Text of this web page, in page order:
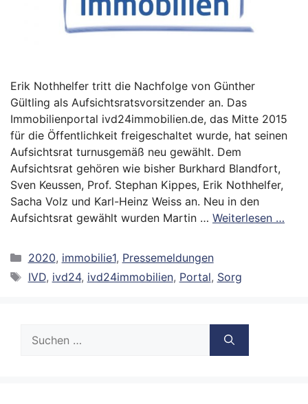
Erik Nothhelfer tritt die Nachfolge von Günther
Gültling als Aufsichtsratsvorsitzender an. Das
Immobilienportal ivd24immobilien.de, das Mitte 2015
für die Öffentlichkeit freigeschaltet wurde, hat seinen
Aufsichtsrat turnusgemäß neu gewählt. Dem
Aufsichtsrat gehören wie bisher Burkhard Blandfort,
Sven Keussen, Prof. Stephan Kippes, Erik Nothhelfer,
Sacha Volz und Karl-Heinz Weiss an. Neu in den
Aufsichtsrat gewählt wurden Martin … Weiterlesen …
Kategorien
2020, immobilie1, Pressemeldungen
Schlagwörter
IVD, ivd24, ivd24immobilien, Portal, Sorg
nach: